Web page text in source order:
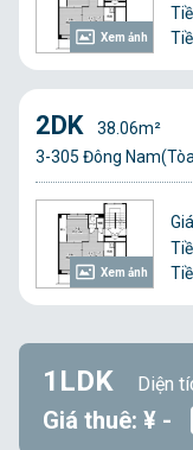
Xem ảnh
Xem ảnh
2DK
38.06m²
3-305 Đông
1LDK Diện
Giá thuê: ¥ -